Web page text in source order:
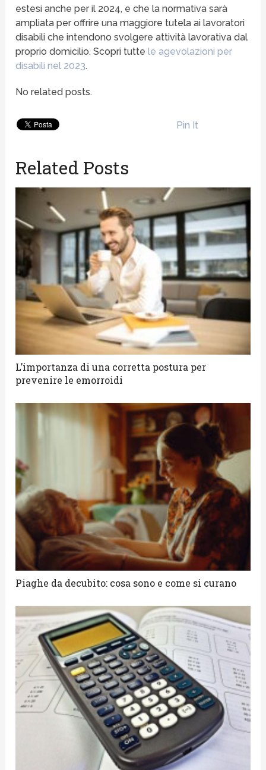
estesi anche per il 2024, e che la normativa sarà
ampliata per offrire una maggiore tutela ai lavoratori
disabili che intendono svolgere attività lavorativa dal
proprio domicilio. Scopri tuttele agevolazioni per
disabili nel 2023.
No related posts.
Pin It
Related Posts
L’importanza di una corretta postura per
prevenire le emorroidi
Piaghe da decubito: cosa sono e come si curano